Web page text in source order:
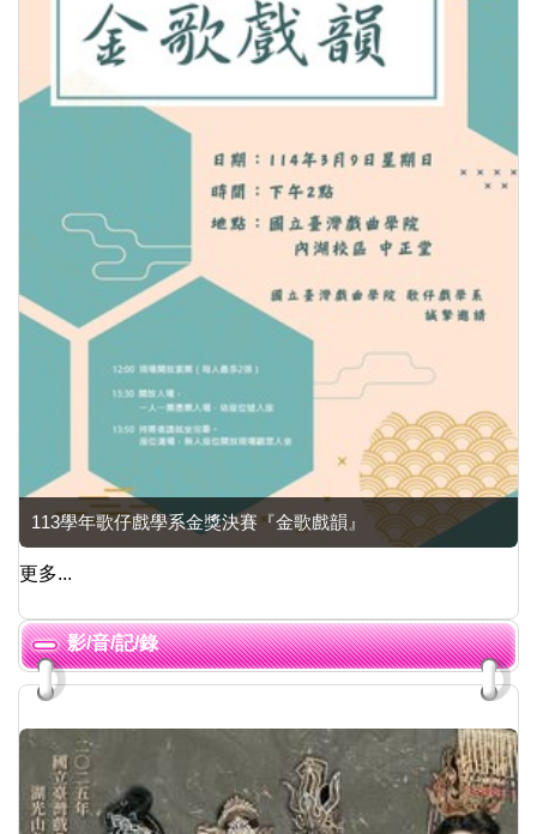
113學年歌仔戲學系金獎決賽『金歌戲韻』
更多...
影/音/記/錄